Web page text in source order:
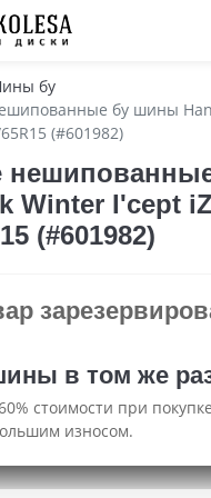
бу
бу шины
(#601982)
Winter I'cept
(#601982)
в том же
стоимости при
износом.